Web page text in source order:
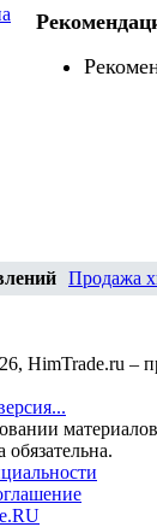
Продажа
HimTrade.ru –
материалов